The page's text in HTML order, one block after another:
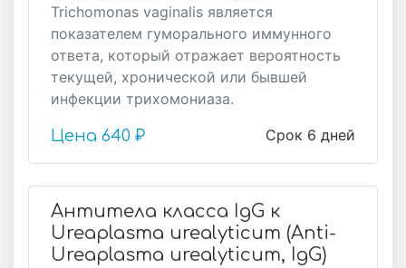
Trichomonas vaginalis является
показателем гуморального иммунного
ответа, который отражает вероятность
текущей, хронической или бывшей
инфекции трихомониаза.
Срок 6 дней
Цена 640 ₽
Антитела класса IgG к
Ureaplasma urealyticum (Anti-
Ureaplasma urealyticum, IgG)